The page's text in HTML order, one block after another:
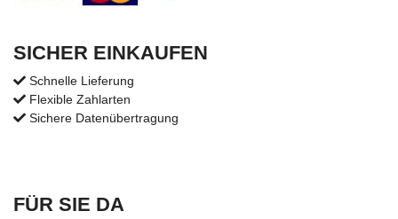
SICHER EINKAUFEN
Schnelle Lieferung
Flexible Zahlarten
Sichere Datenübertragung
FÜR SIE DA